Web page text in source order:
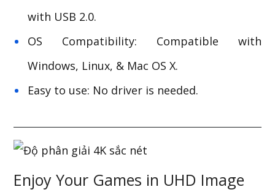
with USB 2.0.
OS Compatibility: Compatible with
Windows, Linux, & Mac OS X.
Easy to use: No driver is needed.
Enjoy Your Games in UHD Image